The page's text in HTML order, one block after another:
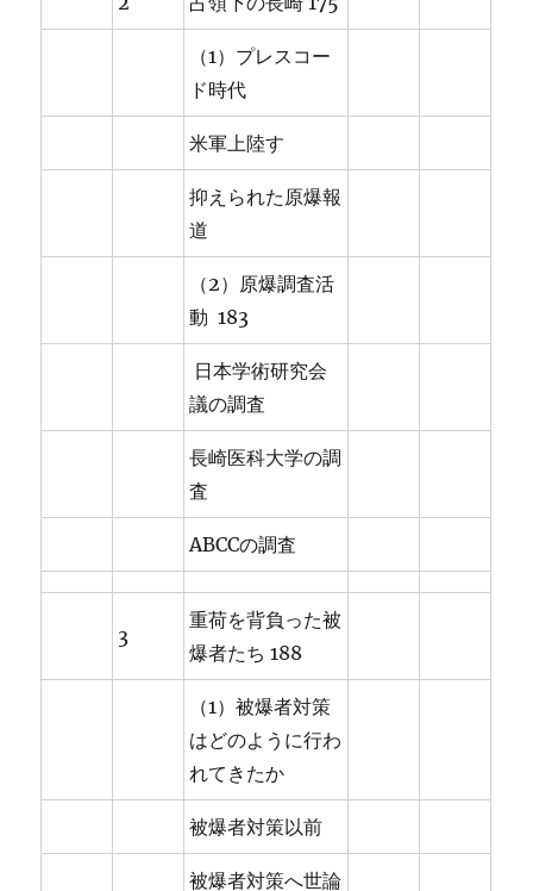
（1）プレスコー
ド時代
米軍上陸す
抑えられた原爆報
道
（2）原爆調査活
動 183
日本学術研究会
議の調査
長崎医科大学の調
査
ABCCの調査
3
重荷を背負った被
爆者たち 188
（1）被爆者対策
はどのように行わ
れてきたか
被爆者対策以前
被爆者対策へ世論